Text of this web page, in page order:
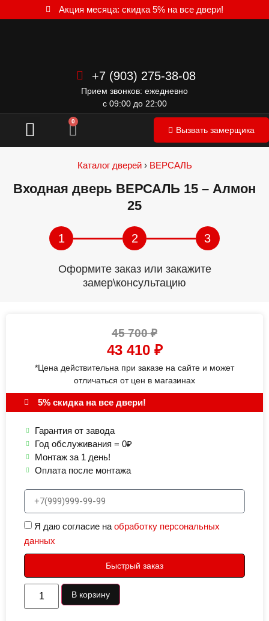
Акция месяца: скидка 5% на все двери!
+7 (903) 275-38-08
Прием звонков: ежедневно
с 09:00 до 22:00
0
Вызвать замерщика
Каталог дверей› ВЕРСАЛЬ
Входная дверь ВЕРСАЛЬ 15 – Алмон
25
1 2 3
Оформите заказ или закажите
замер\консультацию
45 700₽
43 410 ₽
*Цена действительна при заказе на сайте и может
отличаться от цен в магазинах
5% скидка на все двери!
Гарантия от завода
Год обслуживания = 0₽
Монтаж за 1 день!
Оплата после монтажа
Я даю согласие наобработку персональных
данных
Быстрый заказ
В корзину